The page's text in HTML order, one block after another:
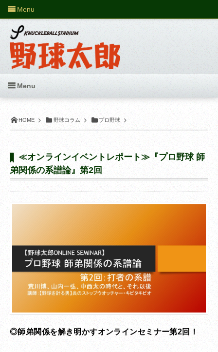
HOME 野球コラム プロ野球
≪オンラインイベントレポート≫『プロ野球 師
弟関係の系譜論』第2回
◎師弟関係を解き明かすオンラインセミナー第2回！
Menu
Menu